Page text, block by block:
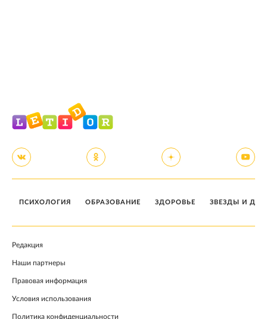
ПСИХОЛОГИЯ ОБРАЗОВАНИЕ ЗДОРОВЬЕ ЗВЕЗДЫ И
Редакция
Наши партнеры
Правовая информация
Условия использования
Политика конфиденциальности